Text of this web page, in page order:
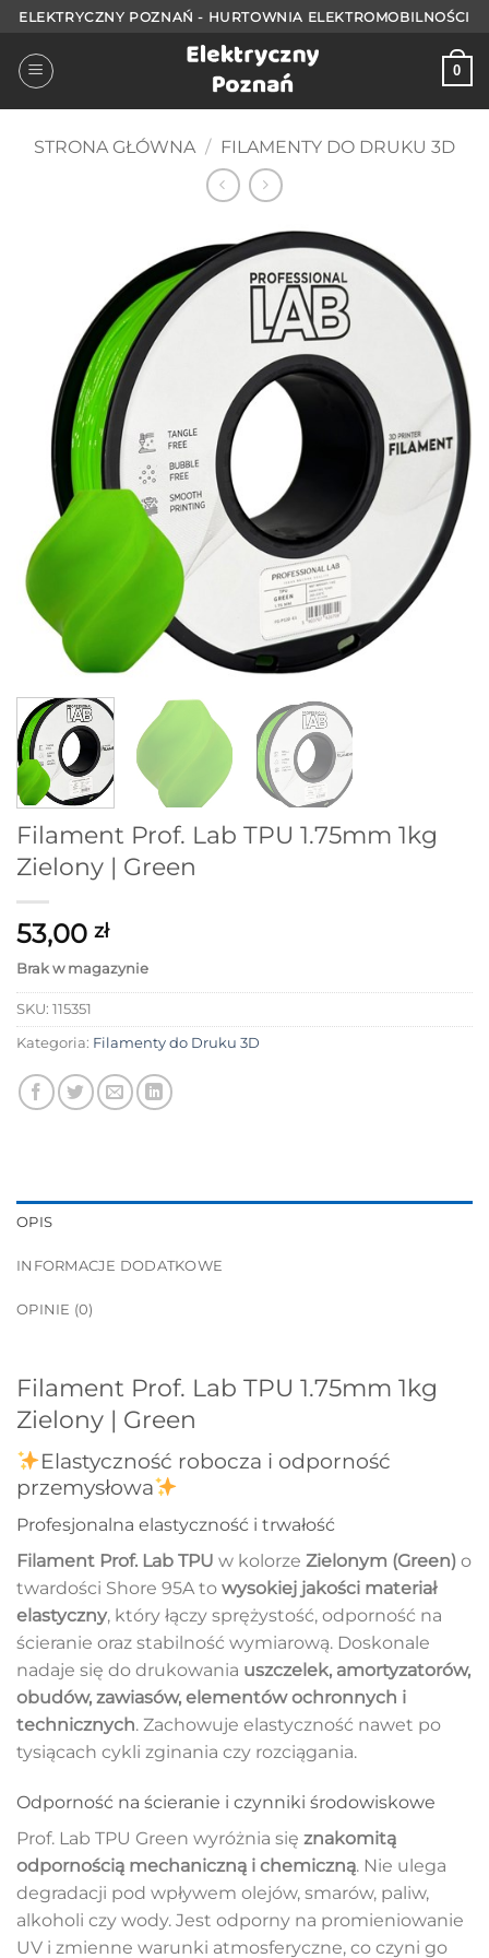
Przejdź
treści
ELEKTRYCZNY POZNAŃ - HURTOWNIA ELEKTROMOBILNOŚCI
0
STRONA GŁÓWNA / FILAMENTY DO DRUKU 3D
Filament Prof. Lab TPU 1.75mm 1kg
Zielony | Green
53,00 zł
Brak w magazynie
SKU: 115351
Kategoria: Filamenty do Druku 3D
OPIS
INFORMACJE DODATKOWE
OPINIE (0)
Filament Prof. Lab TPU 1.75mm 1kg
Zielony | Green
Elastyczność robocza i odporność
przemysłowa
Profesjonalna elastyczność i trwałość
Filament Prof. Lab TPU w kolorze Zielonym (Green) o
twardości Shore 95A to wysokiej jakości materiał
elastyczny, który łączy sprężystość, odporność na
ścieranie oraz stabilność wymiarową. Doskonale
nadaje się do drukowania uszczelek, amortyzatorów,
obudów, zawiasów, elementów ochronnych i
technicznych. Zachowuje elastyczność nawet po
tysiącach cykli zginania czy rozciągania.
Odporność na ścieranie i czynniki środowiskowe
Prof. Lab TPU Green wyróżnia się znakomitą
odpornością mechaniczną i chemiczną. Nie ulega
degradacji pod wpływem olejów, smarów, paliw,
alkoholi czy wody. Jest odporny na promieniowanie
UV i zmienne warunki atmosferyczne, co czyni go